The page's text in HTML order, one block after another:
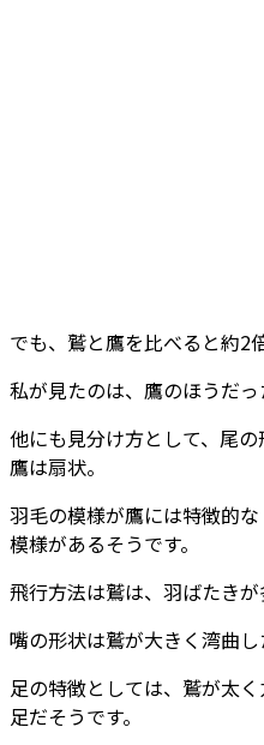
でも、鷲と鷹を比べると約2
私が見たのは、鷹のほうだっ
他にも見分け方として、尾
鷹は扇状。
羽毛の模様が鷹には特徴的な
模様があるそうです。
飛行方法は鷲は、羽ばたきが
嘴の形状は鷲が大きく湾曲し
足の特徴としては、鷲が太
足だそうです。